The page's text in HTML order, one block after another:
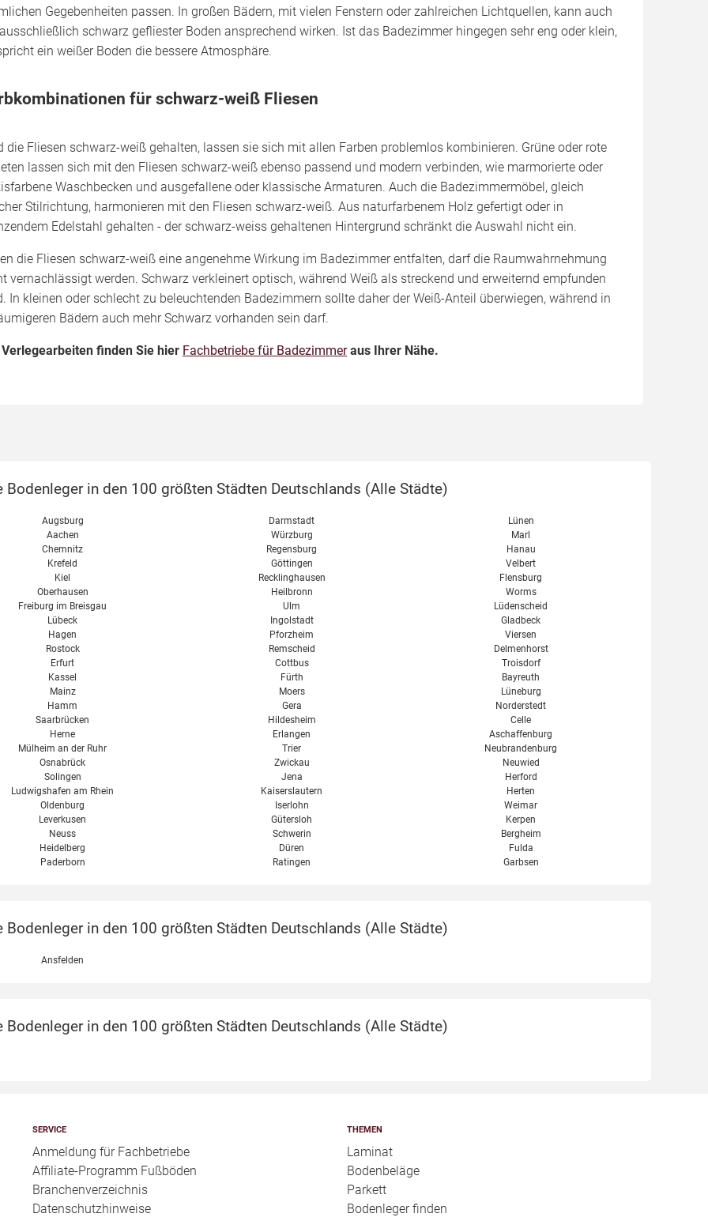
Gegebenheiten passen. In großen Bädern, mit vielen Fenstern oder zahlreichen Lichtquellen, kann auch
schwarz gefliester Boden ansprechend wirken. Ist das Badezimmer hingegen sehr eng oder klein,
ein weißer Boden die bessere Atmosphäre.
für schwarz-weiß Fliesen
die Fliesen schwarz-weiß gehalten, lassen sie sich mit allen Farben problemlos kombinieren. Grüne oder rote
lassen sich mit den Fliesen schwarz-weiß ebenso passend und modern verbinden, wie marmorierte oder
Waschbecken und ausgefallene oder klassische Armaturen. Auch die Badezimmermöbel, gleich
Stilrichtung, harmonieren mit den Fliesen schwarz-weiß. Aus naturfarbenem Holz gefertigt oder in
Edelstahl gehalten - der schwarz-weiss gehaltenen Hintergrund schränkt die Auswahl nicht ein.
die Fliesen schwarz-weiß eine angenehme Wirkung im Badezimmer entfalten, darf die Raumwahrnehmung
vernachlässigt werden. Schwarz verkleinert optisch, während Weiß als streckend und erweiternd empfunden
In kleinen oder schlecht zu beleuchtenden Badezimmern sollte daher der Weiß-Anteil überwiegen, während in
Bädern auch mehr Schwarz vorhanden sein darf.
Verlegearbeiten finden Sie hier Fachbetriebe für Badezimmeraus Ihrer Nähe.
Bodenleger in den 100 größten Städten Deutschlands (Alle Städte)
Augsburg
Aachen
Chemnitz
Krefeld
Kiel
Oberhausen
Freiburg im Breisgau
Lübeck
Hagen
Rostock
Erfurt
Kassel
Mainz
Hamm
Saarbrücken
Herne
Mülheim an der Ruhr
Osnabrück
Solingen
Ludwigshafen am Rhein
Oldenburg
Leverkusen
Neuss
Heidelberg
Paderborn
Darmstadt
Würzburg
Regensburg
Göttingen
Recklinghausen
Heilbronn
Ulm
Ingolstadt
Pforzheim
Remscheid
Cottbus
Fürth
Moers
Gera
Hildesheim
Erlangen
Trier
Zwickau
Jena
Kaiserslautern
Iserlohn
Gütersloh
Schwerin
Düren
Ratingen
Lünen
Marl
Hanau
Velbert
Flensburg
Worms
Lüdenscheid
Gladbeck
Viersen
Delmenhorst
Troisdorf
Bayreuth
Lüneburg
Norderstedt
Celle
Aschaffenburg
Neubrandenburg
Neuwied
Herford
Herten
Weimar
Kerpen
Bergheim
Fulda
Garbsen
Bodenleger in den 100 größten Städten Deutschlands (Alle Städte)
Ansfelden
Bodenleger in den 100 größten Städten Deutschlands (Alle Städte)
SERVICE
Anmeldung für Fachbetriebe
Affiliate-Programm Fußböden
Branchenverzeichnis
Datenschutzhinweise
THEMEN
Laminat
Bodenbeläge
Parkett
Bodenleger finden